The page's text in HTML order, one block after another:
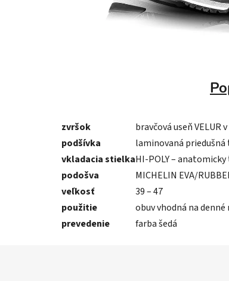
zvršok
bravčová useň VELUR
podšívka
laminovaná priedušná
vkladacia stielkaHI-POLY –
podošva
MICHELIN EVA/
veľkosť
39 – 47
použitie
obuv vhodná na
prevedenie
farba šedá